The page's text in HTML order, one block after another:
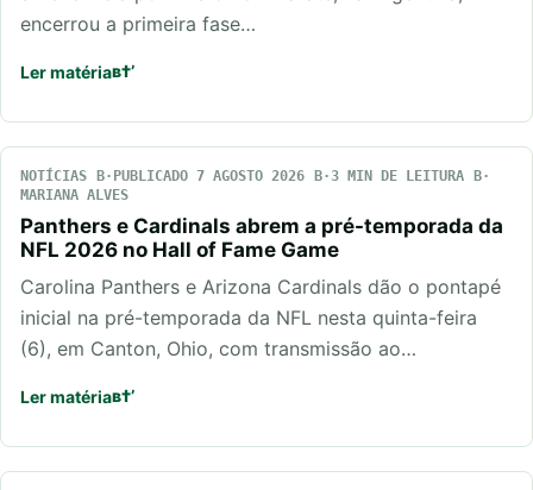
encerrou a primeira fase…
Ler matéria
NOTÍCIAS PUBLICADO 7 AGOSTO 2026
3 MIN DE LEITURA
MARIANA ALVES
Panthers e Cardinals abrem a pré-temporada da
NFL 2026 no Hall of Fame Game
Carolina Panthers e Arizona Cardinals dão o pontapé
inicial na pré-temporada da NFL nesta quinta-feira
(6), em Canton, Ohio, com transmissão ao…
Ler matéria